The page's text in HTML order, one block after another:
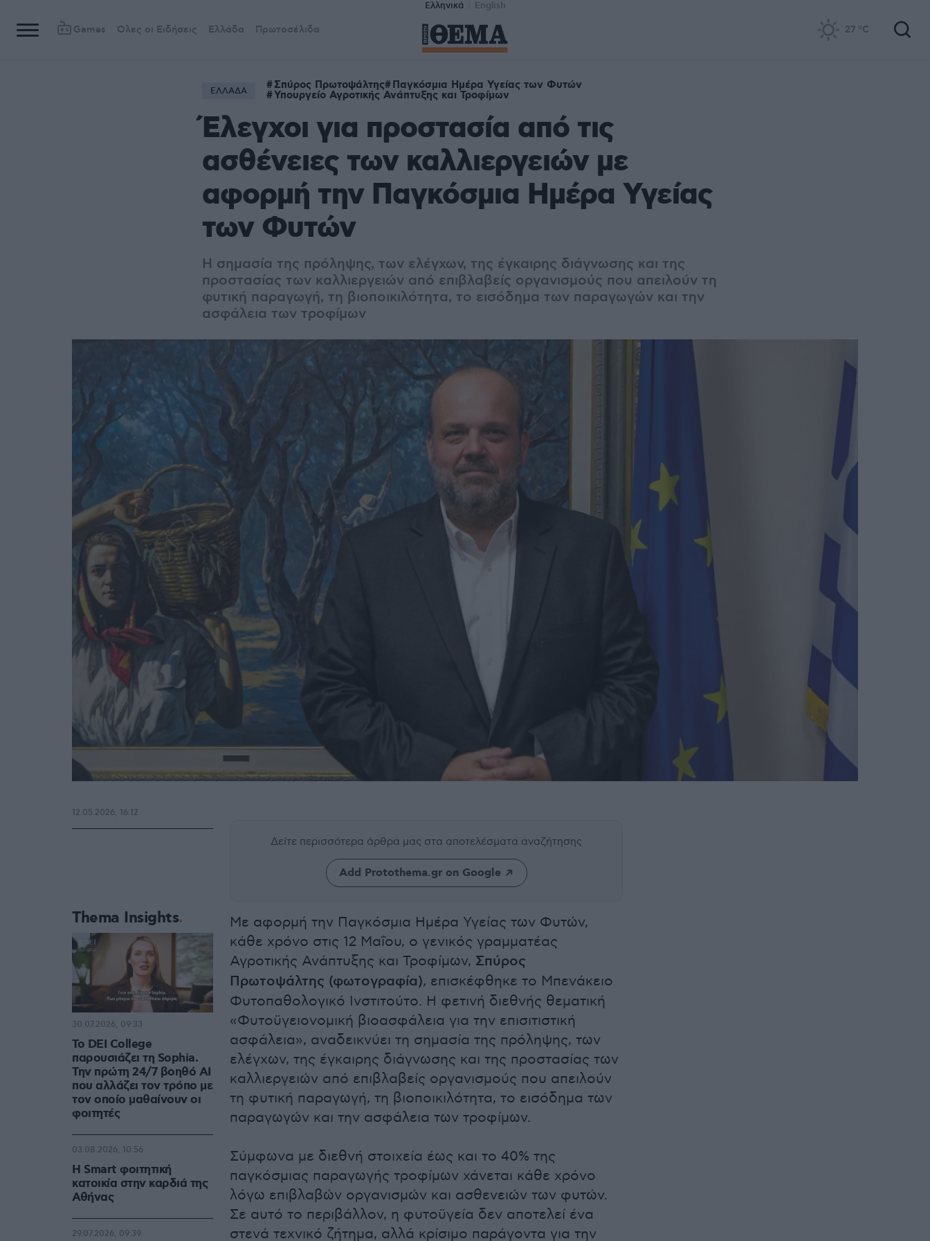
Ελληνικά English
Games Όλες οι Ειδήσεις Ελλάδα Πρωτοσέλιδα 27 °C
ΕΛΛΑΔΑ Σπύρος Πρωτοψάλτης Παγκόσμια Ημέρα Υγείας των Φυτών
Υπουργείο Αγροτικής Ανάπτυξης και Τροφίμων
Έλεγχοι για προστασία από τις
ασθένειες των καλλιεργειών με
αφορμή την Παγκόσμια Ημέρα Υγείας
των Φυτών
Η σημασία της πρόληψης, των ελέγχων, της έγκαιρης διάγνωσης και της
προστασίας των καλλιεργειών από επιβλαβείς οργανισμούς που απειλούν τη
φυτική παραγωγή, τη βιοποικιλότητα, το εισόδημα των παραγωγών και την
ασφάλεια των τροφίμων
Δείτε περισσότερα άρθρα μας στα αποτελέσματα αναζήτησης
Add Protothema.gr on Google
Με αφορμή την Παγκόσμια Ημέρα Υγείας των Φυτών,
κάθε χρόνο στις 12 Μαΐου, ο γενικός γραμματέας
Αγροτικής Ανάπτυξης και Τροφίμων, Σπύρος
Πρωτοψάλτης (φωτογραφία), επισκέφθηκε το Μπενάκειο
Φυτοπαθολογικό Ινστιτούτο. Η φετινή διεθνής θεματική
«Φυτοϋγειονομική βιοασφάλεια για την επισιτιστική
ασφάλεια», αναδεικνύει τη σημασία της πρόληψης, των
ελέγχων, της έγκαιρης διάγνωσης και της προστασίας των
καλλιεργειών από επιβλαβείς οργανισμούς που απειλούν
τη φυτική παραγωγή, τη βιοποικιλότητα, το εισόδημα των
παραγωγών και την ασφάλεια των τροφίμων.
Σύμφωνα με διεθνή στοιχεία έως και το 40% της
παγκόσμιας παραγωγής τροφίμων χάνεται κάθε χρόνο
λόγω επιβλαβών οργανισμών και ασθενειών των φυτών.
Σε αυτό το περιβάλλον, η φυτοϋγεία δεν αποτελεί ένα
στενά τεχνικό ζήτημα, αλλά κρίσιμο παράγοντα για την
12.05.2026, 16:12
Thema Insights
Το DEI College
παρουσιάζει τη Sophia.
Την πρώτη 24/7 βοηθό AI
που αλλάζει τον τρόπο με
τον οποίο μαθαίνουν οι
φοιτητές
30.07.2026, 09:33
Η Smart φοιτητική
κατοικία στην καρδιά της
Αθήνας
03.08.2026, 10:56
29.07.2026, 09:39